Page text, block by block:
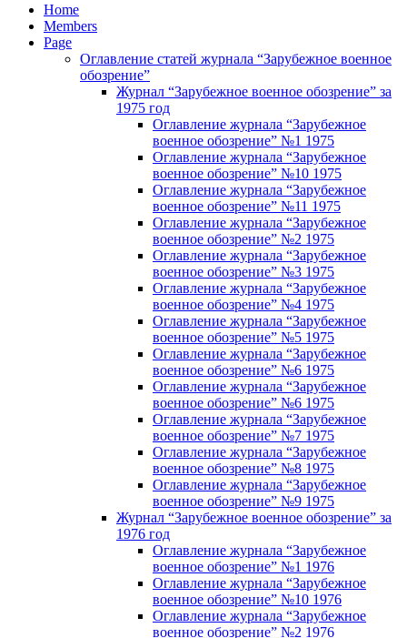
Home
Members
Page
Оглавление статей журнала “Зарубежное военное
обозрение”
Журнал “Зарубежное военное обозрение” за
1975 год
Оглавление журнала “Зарубежное
военное обозрение” №1 1975
Оглавление журнала “Зарубежное
военное обозрение” №10 1975
Оглавление журнала “Зарубежное
военное обозрение” №11 1975
Оглавление журнала “Зарубежное
военное обозрение” №2 1975
Оглавление журнала “Зарубежное
военное обозрение” №3 1975
Оглавление журнала “Зарубежное
военное обозрение” №4 1975
Оглавление журнала “Зарубежное
военное обозрение” №5 1975
Оглавление журнала “Зарубежное
военное обозрение” №6 1975
Оглавление журнала “Зарубежное
военное обозрение” №6 1975
Оглавление журнала “Зарубежное
военное обозрение” №7 1975
Оглавление журнала “Зарубежное
военное обозрение” №8 1975
Оглавление журнала “Зарубежное
военное обозрение” №9 1975
Журнал “Зарубежное военное обозрение” за
1976 год
Оглавление журнала “Зарубежное
военное обозрение” №1 1976
Оглавление журнала “Зарубежное
военное обозрение” №10 1976
Оглавление журнала “Зарубежное
военное обозрение” №2 1976